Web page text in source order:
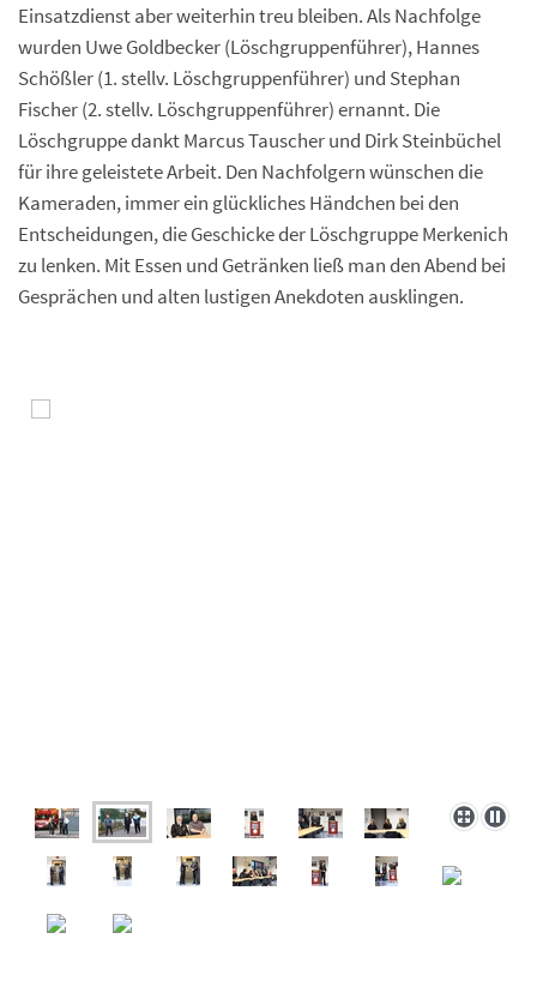
Einsatzdienst aber weiterhin treu bleiben. Als Nachfolge
wurden Uwe Goldbecker (Löschgruppenführer), Hannes
Schößler (1. stellv. Löschgruppenführer) und Stephan
Fischer (2. stellv. Löschgruppenführer) ernannt. Die
Löschgruppe dankt Marcus Tauscher und Dirk Steinbüchel
für ihre geleistete Arbeit. Den Nachfolgern wünschen die
Kameraden, immer ein glückliches Händchen bei den
Entscheidungen, die Geschicke der Löschgruppe Merkenich
zu lenken. Mit Essen und Getränken ließ man den Abend bei
Gesprächen und alten lustigen Anekdoten ausklingen.